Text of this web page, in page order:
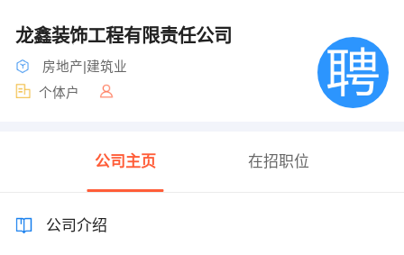
龙鑫装饰工程有限责任公司
房地产|建筑业
个体户
公司主页 在招职位
公司介绍